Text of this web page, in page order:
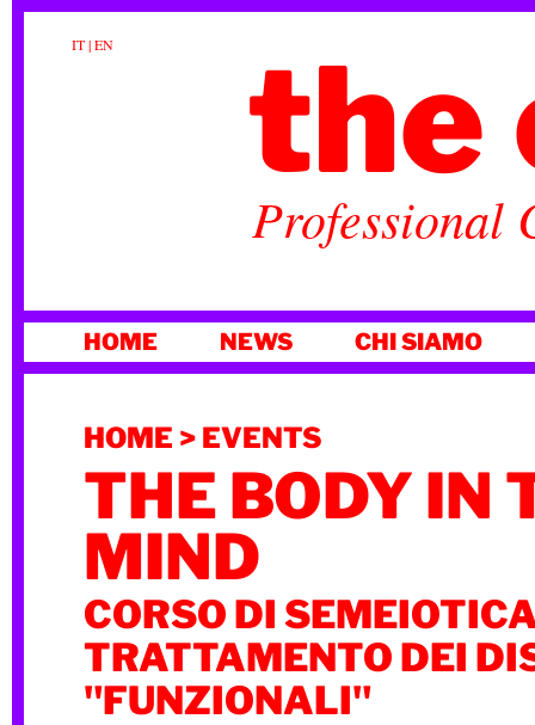
IT|EN the
Professional
AL
HOME NEWS CHI SIAMO
HOME > EVENTS
THE BODY IN
MIND
CORSO DI
TRATTAMENTO DEI
"FUNZIONALI"